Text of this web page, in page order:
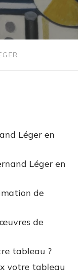
Léger en
Léger en
de
de
tableau ?
votre tableau